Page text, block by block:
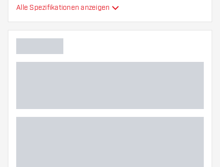
Hauptfarbe
Alle Spezifikationen anzeigen